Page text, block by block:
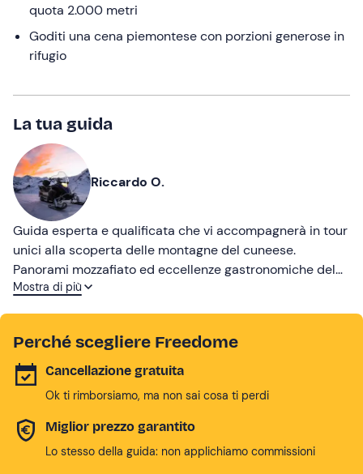
quota 2.000 metri
Goditi una cena piemontese con porzioni generose in
rifugio
La tua guida
Riccardo O.
Guida esperta e qualificata che vi accompagnerà in tour
unici alla scoperta delle montagne del cuneese.
Panorami mozzafiato ed eccellenze gastronomiche del
territorio vi aspettano a Prato Nevoso!
Mostra di più
Perché scegliere Freedome
Cancellazione gratuita
Ok ti rimborsiamo, ma non sai cosa ti perdi
Miglior prezzo garantito
Lo stesso della guida: non applichiamo commissioni